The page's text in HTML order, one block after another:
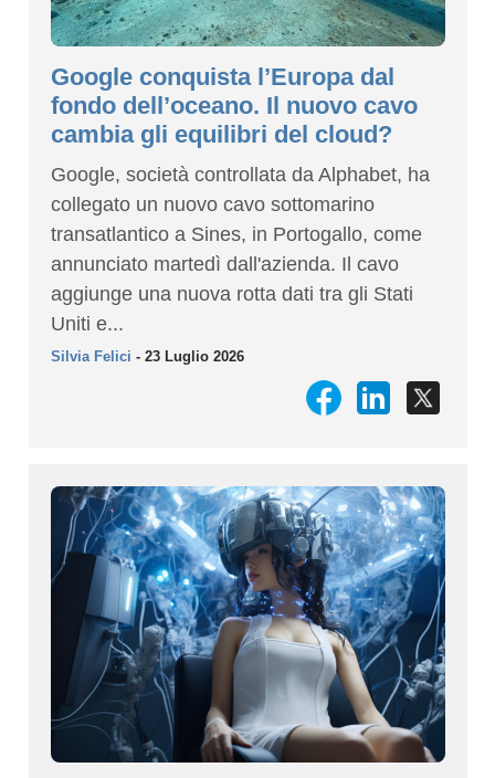
Google conquista l’Europa dal
fondo dell’oceano. Il nuovo cavo
cambia gli equilibri del cloud?
Google, società controllata da Alphabet, ha
collegato un nuovo cavo sottomarino
transatlantico a Sines, in Portogallo, come
annunciato martedì dall'azienda. Il cavo
aggiunge una nuova rotta dati tra gli Stati
Uniti e...
Silvia Felici - 23 Luglio 2026